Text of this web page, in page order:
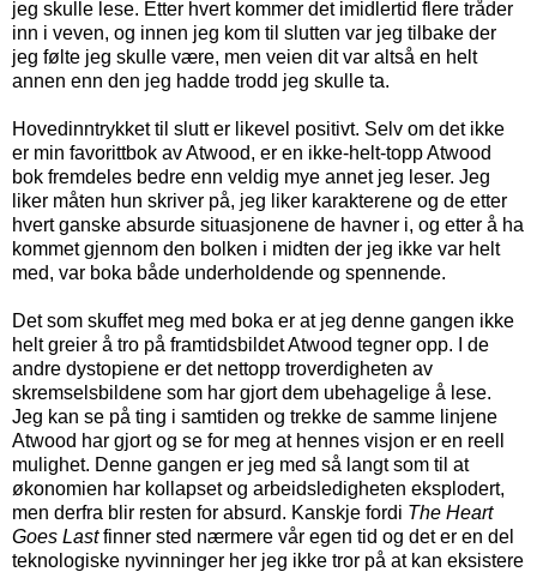
jeg skulle lese. Etter hvert kommer det imidlertid flere tråder
inn i veven, og innen jeg kom til slutten var jeg tilbake der
jeg følte jeg skulle være, men veien dit var altså en helt
annen enn den jeg hadde trodd jeg skulle ta.
Hovedinntrykket til slutt er likevel positivt. Selv om det ikke
er min favorittbok av Atwood, er en ikke-helt-topp Atwood
bok fremdeles bedre enn veldig mye annet jeg leser. Jeg
liker måten hun skriver på, jeg liker karakterene og de etter
hvert ganske absurde situasjonene de havner i, og etter å ha
kommet gjennom den bolken i midten der jeg ikke var helt
med, var boka både underholdende og spennende.
Det som skuffet meg med boka er at jeg denne gangen ikke
helt greier å tro på framtidsbildet Atwood tegner opp. I de
andre dystopiene er det nettopp troverdigheten av
skremselsbildene som har gjort dem ubehagelige å lese.
Jeg kan se på ting i samtiden og trekke de samme linjene
Atwood har gjort og se for meg at hennes visjon er en reell
mulighet. Denne gangen er jeg med så langt som til at
økonomien har kollapset og arbeidsledigheten eksplodert,
men derfra blir resten for absurd. Kanskje fordi The Heart
Goes Lastfinner sted nærmere vår egen tid og det er en del
teknologiske nyvinninger her jeg ikke tror på at kan eksistere